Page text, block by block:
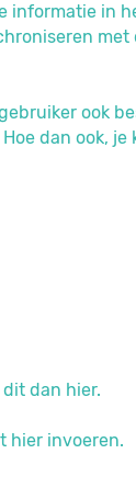
informatie in
ook
dan ook, je
dan hier.
hier invoeren.